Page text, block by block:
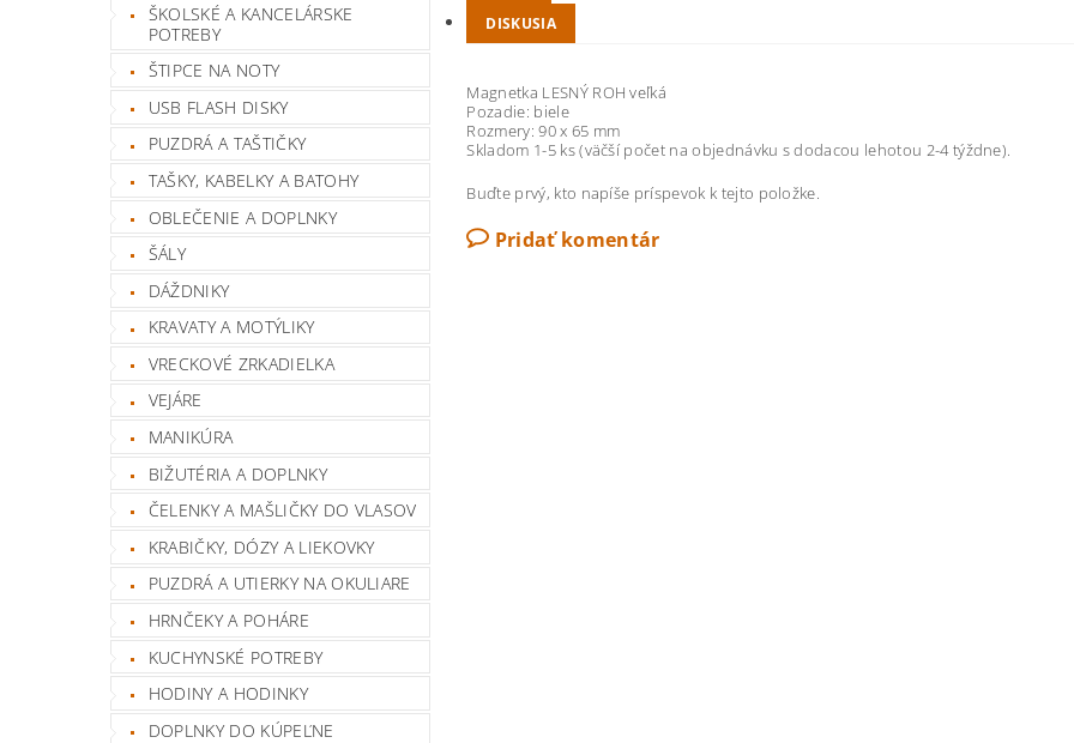
ŠKOLSKÉ A KANCELÁRSKE
POTREBY
ŠTIPCE NA NOTY
USB FLASH DISKY
PUZDRÁ A TAŠTIČKY
TAŠKY, KABELKY A BATOHY
OBLEČENIE A DOPLNKY
ŠÁLY
DÁŽDNIKY
KRAVATY A MOTÝLIKY
VRECKOVÉ ZRKADIELKA
VEJÁRE
MANIKÚRA
BIŽUTÉRIA A DOPLNKY
ČELENKY A MAŠLIČKY DO VLASOV
KRABIČKY, DÓZY A LIEKOVKY
PUZDRÁ A UTIERKY NA OKULIARE
HRNČEKY A POHÁRE
KUCHYNSKÉ POTREBY
HODINY A HODINKY
DOPLNKY DO KÚPEĽNE
DISKUSIA
Magnetka LESNÝ ROH veľká
Pozadie: biele
Rozmery: 90 x 65 mm
Skladom 1-5 ks (väčší počet na objednávku s dodacou lehotou 2-4 týždne).
Buďte prvý, kto napíše príspevok k tejto položke.
Pridať komentár